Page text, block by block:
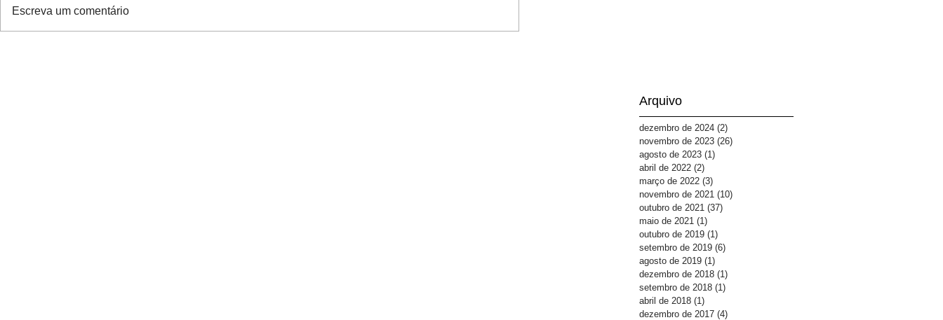
Escreva um comentário
Arquivo
dezembro de 2024 (2)
novembro de 2023 (26)
agosto de 2023 (1)
abril de 2022 (2)
março de 2022 (3)
novembro de 2021 (10)
outubro de 2021 (37)
maio de 2021 (1)
outubro de 2019 (1)
setembro de 2019 (6)
agosto de 2019 (1)
dezembro de 2018 (1)
setembro de 2018 (1)
abril de 2018 (1)
dezembro de 2017 (4)